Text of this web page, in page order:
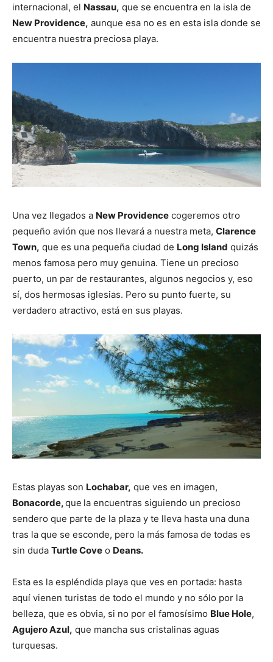
internacional, el Nassau, que se encuentra en la isla de
New Providence, aunque esa no es en esta isla donde se
encuentra nuestra preciosa playa.
Una vez llegados a New Providence cogeremos otro
pequeño avión que nos llevará a nuestra meta, Clarence
Town, que es una pequeña ciudad de Long Island quizás
menos famosa pero muy genuina. Tiene un precioso
puerto, un par de restaurantes, algunos negocios y, eso
sí, dos hermosas iglesias. Pero su punto fuerte, su
verdadero atractivo, está en sus playas.
Estas playas son Lochabar, que ves en imagen,
Bonacorde,que la encuentras siguiendo un precioso
sendero que parte de la plaza y te lleva hasta una duna
tras la que se esconde, pero la más famosa de todas es
sin duda Turtle Cove o Deans.
Esta es la espléndida playa que ves en portada: hasta
aquí vienen turistas de todo el mundo y no sólo por la
belleza, que es obvia, si no por el famosísimo Blue Hole,
Agujero Azul, que mancha sus cristalinas aguas
turquesas.